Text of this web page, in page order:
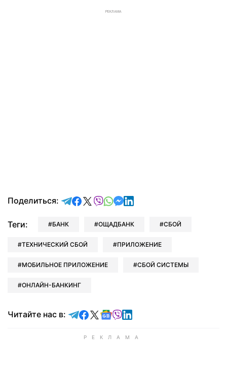
РЕКЛАМА
Поделиться: отправить в Telegram
поделиться в Facebook
поделиться в X
отправить в Viber
отправить в Whatsapp
отправить в Messenger
отправить в LinkedIn
Теги: БАНК ОЩАДБАНК СБОЙ
ТЕХНИЧЕСКИЙ СБОЙ ПРИЛОЖЕНИЕ
МОБИЛЬНОЕ ПРИЛОЖЕНИЕ СБОЙ СИСТЕМЫ
ОНЛАЙН-БАНКИНГ
Читайте нас в: Читайте в Telegram
Читайте в Facebook
Читайте в X
Читайте в Google news
Читайте в Viber
Читайте в LinkedIn